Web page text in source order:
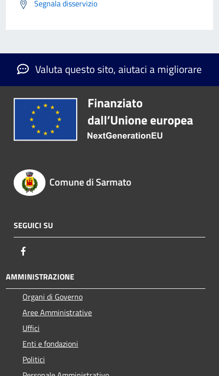
Segnala disservizio
Valuta questo sito, aiutaci a migliorare
Comune di Sarmato
SEGUICI SU
AMMINISTRAZIONE
Organi di Governo
Aree Amministrative
Uffici
Enti e fondazioni
Politici